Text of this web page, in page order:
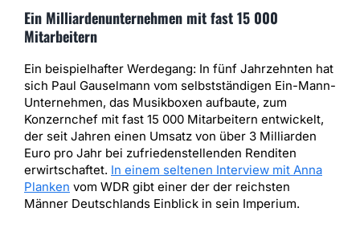
Ein Milliardenunternehmen mit fast 15 000
Mitarbeitern
Ein beispielhafter Werdegang: In fünf Jahrzehnten hat
sich Paul Gauselmann vom selbstständigen Ein-Mann-
Unternehmen, das Musikboxen aufbaute, zum
Konzernchef mit fast 15 000 Mitarbeitern entwickelt,
der seit Jahren einen Umsatz von über 3 Milliarden
Euro pro Jahr bei zufriedenstellenden Renditen
erwirtschaftet. In einem seltenen Interview mit Anna
Planken vom WDR gibt einer der der reichsten
Männer Deutschlands Einblick in sein Imperium.